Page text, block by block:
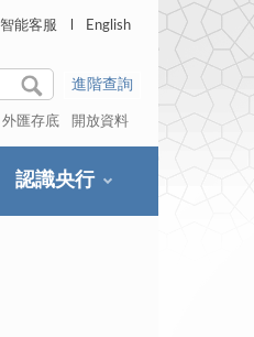
智能客服 English
進階查詢
外匯存底 開放資料
認識央行